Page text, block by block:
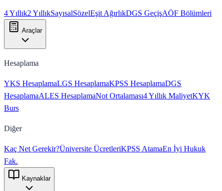
4 Yıllık2 YıllıkSayısalSözelEşit AğırlıkDGS GeçişAÖF Bölümleri
Araçlar
Hesaplama
YKS HesaplamaLGS HesaplamaKPSS HesaplamaDGS
HesaplamaALES HesaplamaNot Ortalaması4 Yıllık MaliyetKYK
Burs
Diğer
Kaç Net Gerekir?Üniversite ÜcretleriKPSS AtamaEn İyi Hukuk
Fak.
Kaynaklar